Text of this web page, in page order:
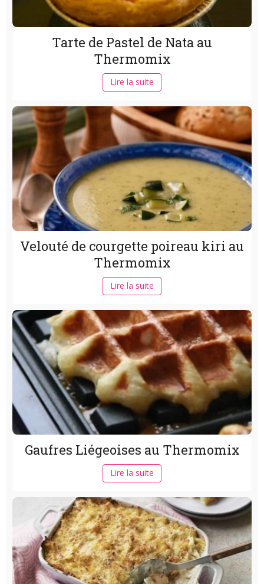
Tarte de Pastel de Nata au
Thermomix
Lire la suite
Velouté de courgette poireau kiri au
Thermomix
Lire la suite
Gaufres Liégeoises au Thermomix
Lire la suite